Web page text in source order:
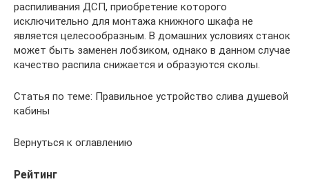
распиливания ДСП, приобретение которого
исключительно для монтажа книжного шкафа не
является целесообразным. В домашних условиях станок
может быть заменен лобзиком, однако в данном случае
качество распила снижается и образуются сколы.
Статья по теме: Правильное устройство слива душевой
кабины
Вернуться к оглавлению
Рейтинг